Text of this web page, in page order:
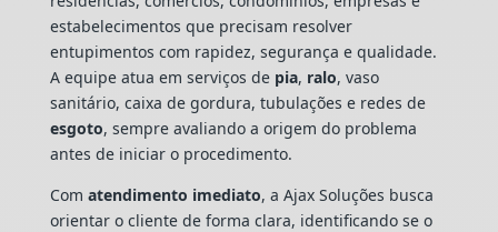
estabelecimentos que precisam resolver
entupimentos com rapidez, segurança e qualidade.
A equipe atua em serviços de pia, ralo, vaso
sanitário, caixa de gordura, tubulações e redes de
esgoto, sempre avaliando a origem do problema
antes de iniciar o procedimento.
Com atendimento imediato, a Ajax Soluções busca
orientar o cliente de forma clara, identificando se o